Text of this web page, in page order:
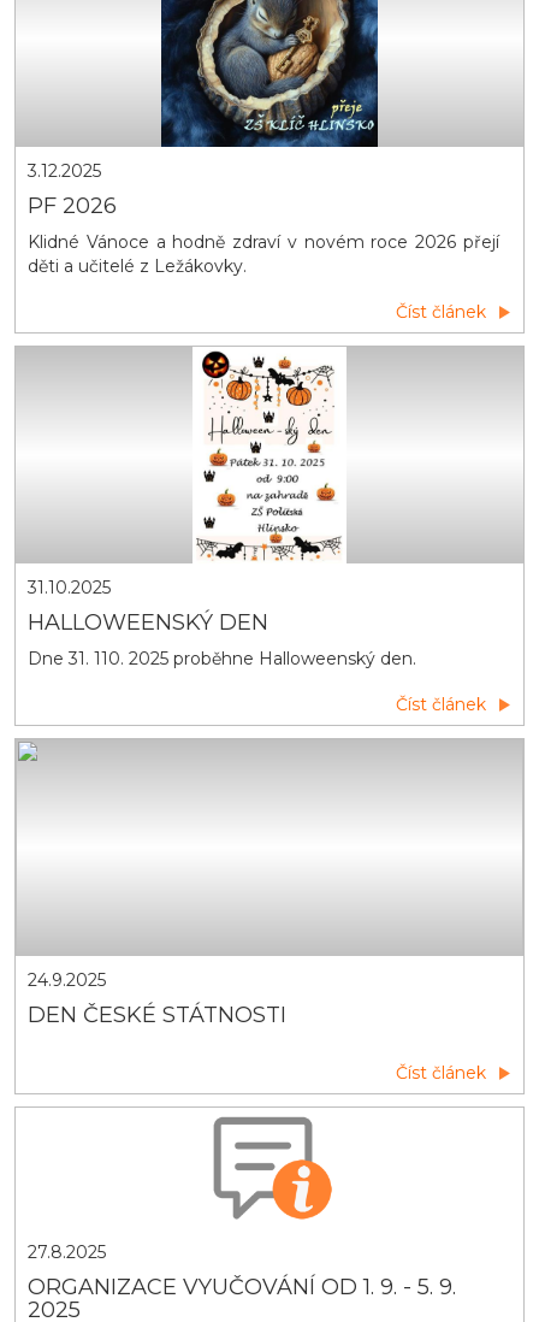
3.12.2025
PF 2026
Klidné Vánoce a hodně zdraví v novém roce 2026 přejí
děti a učitelé z Ležákovky.
Číst článek
31.10.2025
HALLOWEENSKÝ DEN
Dne 31. 110. 2025 proběhne Halloweenský den.
Číst článek
24.9.2025
DEN ČESKÉ STÁTNOSTI
Číst článek
27.8.2025
ORGANIZACE VYUČOVÁNÍ OD 1. 9. - 5. 9.
2025